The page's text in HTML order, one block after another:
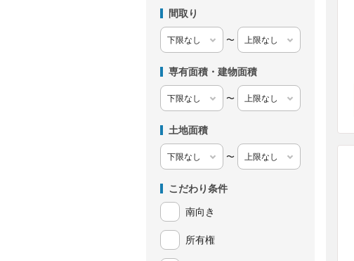
間取り
〜
専有面積・建物面積
〜
土地面積
〜
こだわり条件
南向き
所有権